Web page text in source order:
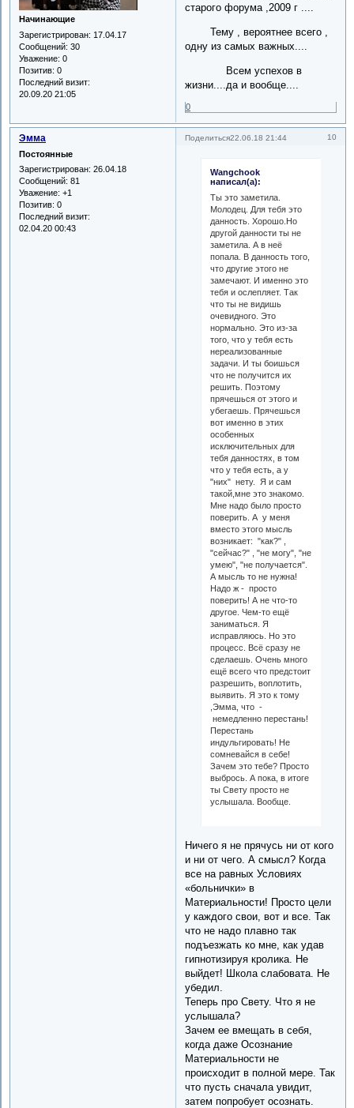
Начинающие
Зарегистрирован: 17.04.17
Сообщений: 30
Уважение: 0
Позитив: 0
Последний визит:
20.09.20 21:05
старого форума ,2009 г ....
Тему , вероятнее всего ,
одну из самых важных....
Всем успехов в
жизни....да и вообще....
0
Поделиться 10
22.06.18 21:44
Эмма
Постоянные
Зарегистрирован: 26.04.18
Сообщений: 81
Уважение: +1
Позитив: 0
Последний визит:
02.04.20 00:43
Wangchook
написал(а):
Ты это заметила.
Молодец. Для тебя это
данность. Хорошо.Но
другой данности ты не
заметила. А в неё
попала. В данность того,
что другие этого не
замечают. И именно это
тебя и ослепляет. Так
что ты не видишь
очевидного. Это
нормально. Это из-за
того, что у тебя есть
нереализованные
задачи. И ты боишься
что не получится их
решить. Поэтому
прячешься от этого и
убегаешь. Прячешься
вот именно в этих
особенных
исключительных для
тебя данностях, в том
что у тебя есть, а у
"них" нету. Я и сам
такой,мне это знакомо.
Мне надо было просто
поверить. А у меня
вместо этого мысль
возникает: "как?" ,
"сейчас?" , "не могу", "не
умею", "не получается".
А мысль то не нужна!
Надо ж - просто
поверить! А не что-то
другое. Чем-то ещё
заниматься. Я
исправляюсь. Но это
процесс. Всё сразу не
сделаешь. Очень много
ещё всего что предстоит
разрешить, воплотить,
выявить. Я это к тому
,Эмма, что -
немедленно перестань!
Перестань
индульгировать! Не
сомневайся в себе!
Зачем это тебе? Просто
выбрось. А пока, в итоге
ты Свету просто не
услышала. Вообще.
Ничего я не прячусь ни от кого
и ни от чего. А смысл? Когда
все на равных Условиях
«больнички» в
Материальности! Просто цели
у каждого свои, вот и все. Так
что не надо плавно так
подъезжать ко мне, как удав
гипнотизируя кролика. Не
выйдет! Школа слабовата. Не
убедил.
Теперь про Свету. Что я не
услышала?
Зачем ее вмещать в себя,
когда даже Осознание
Материальности не
происходит в полной мере. Так
что пусть сначала увидит,
затем попробует осознать.